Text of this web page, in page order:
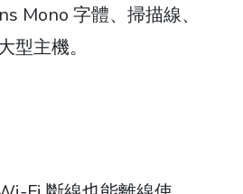
Mono 字體、掃描線、
主機。